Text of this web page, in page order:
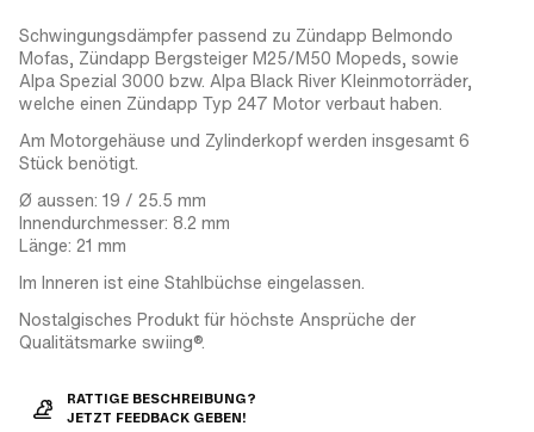
Schwingungsdämpfer passend zu Zündapp Belmondo
Mofas, Zündapp Bergsteiger M25/M50 Mopeds, sowie
Alpa Spezial 3000 bzw. Alpa Black River Kleinmotorräder,
welche einen Zündapp Typ 247 Motor verbaut haben.
Am Motorgehäuse und Zylinderkopf werden insgesamt 6
Stück benötigt.
Ø aussen: 19 / 25.5 mm
Innendurchmesser: 8.2 mm
Länge: 21 mm
Im Inneren ist eine Stahlbüchse eingelassen.
Nostalgisches Produkt für höchste Ansprüche der
Qualitätsmarke swiing®.
RATTIGE BESCHREIBUNG?
JETZT FEEDBACK GEBEN!